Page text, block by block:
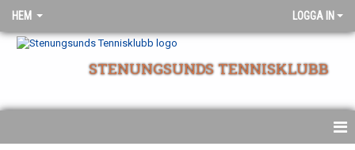
HEM LOGGA IN
STENUNGSUNDS TENNISKLUBB